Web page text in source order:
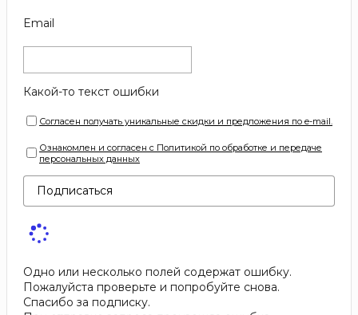
Email
Какой-то текст ошибки
Согласен получать уникальные скидки и предложения по e-mail.
Ознакомлен и согласен с Политикой по обработке и передаче
персональных данных
Подписаться
Одно или несколько полей содержат ошибку.
Пожалуйста проверьте и попробуйте снова.
Спасибо за подписку.